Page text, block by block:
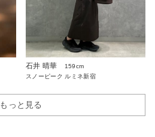
石井 晴華
159cm
スノーピーク ルミネ新宿
もっと見る